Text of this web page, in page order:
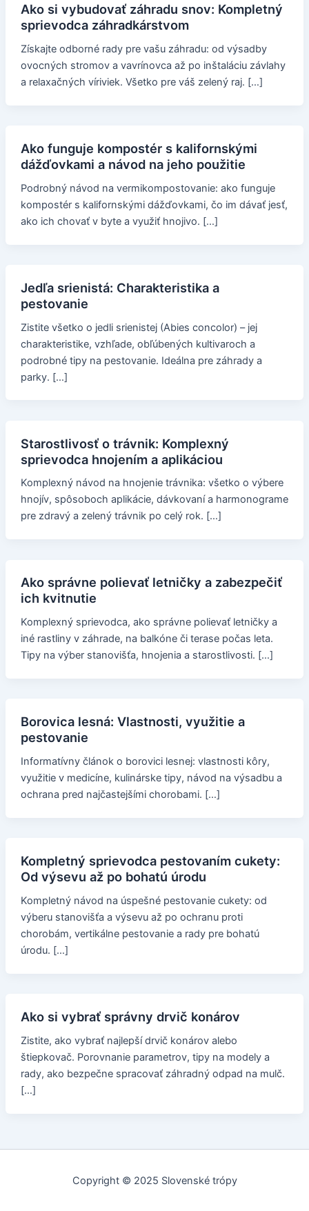
Ako si vybudovať záhradu snov: Kompletný
sprievodca záhradkárstvom
Získajte odborné rady pre vašu záhradu: od výsadby
ovocných stromov a vavrínovca až po inštaláciu závlahy
a relaxačných víriviek. Všetko pre váš zelený raj. […]
Ako funguje kompostér s kalifornskými
dážďovkami a návod na jeho použitie
Podrobný návod na vermikompostovanie: ako funguje
kompostér s kalifornskými dážďovkami, čo im dávať jesť,
ako ich chovať v byte a využiť hnojivo. […]
Jedľa srienistá: Charakteristika a
pestovanie
Zistite všetko o jedli srienistej (Abies concolor) – jej
charakteristike, vzhľade, obľúbených kultivaroch a
podrobné tipy na pestovanie. Ideálna pre záhrady a
parky. […]
Starostlivosť o trávnik: Komplexný
sprievodca hnojením a aplikáciou
Komplexný návod na hnojenie trávnika: všetko o výbere
hnojív, spôsoboch aplikácie, dávkovaní a harmonograme
pre zdravý a zelený trávnik po celý rok. […]
Ako správne polievať letničky a zabezpečiť
ich kvitnutie
Komplexný sprievodca, ako správne polievať letničky a
iné rastliny v záhrade, na balkóne či terase počas leta.
Tipy na výber stanovišťa, hnojenia a starostlivosti. […]
Borovica lesná: Vlastnosti, využitie a
pestovanie
Informatívny článok o borovici lesnej: vlastnosti kôry,
využitie v medicíne, kulinárske tipy, návod na výsadbu a
ochrana pred najčastejšími chorobami. […]
Kompletný sprievodca pestovaním cukety:
Od výsevu až po bohatú úrodu
Kompletný návod na úspešné pestovanie cukety: od
výberu stanovišťa a výsevu až po ochranu proti
chorobám, vertikálne pestovanie a rady pre bohatú
úrodu. […]
Ako si vybrať správny drvič konárov
Zistite, ako vybrať najlepší drvič konárov alebo
štiepkovač. Porovnanie parametrov, tipy na modely a
rady, ako bezpečne spracovať záhradný odpad na mulč.
[…]
Copyright © 2025 Slovenské trópy